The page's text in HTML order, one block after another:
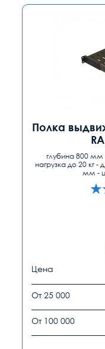
Полка
глубина 800
нагрузка до 20 кг -
мм -
Цена
От 25 000
От 100 000